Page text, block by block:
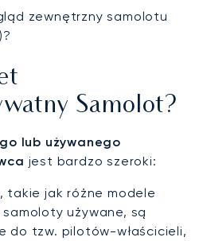
zewnętrzny samolotu
Samolot?
lub używanego
jest bardzo szeroki:
takie jak różne modele
samoloty używane, są
do tzw. pilotów-właścicieli,